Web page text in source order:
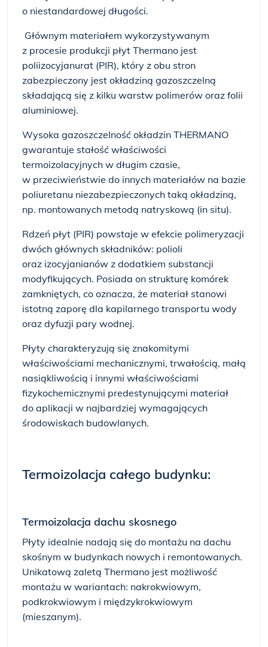
o niestandardowej długości.
Głównym materiałem wykorzystywanym
z procesie produkcji płyt Thermano jest
poliizocyjanurat (PIR), który z obu stron
zabezpieczony jest okładziną gazoszczelną
składającą się z kilku warstw polimerów oraz folii
aluminiowej.
Wysoka gazoszczelność okładzin THERMANO
gwarantuje stałość właściwości
termoizolacyjnych w długim czasie,
w przeciwieństwie do innych materiałów na bazie
poliuretanu niezabezpieczonych taką okładziną,
np. montowanych metodą natryskową (in situ).
Rdzeń płyt (PIR) powstaje w efekcie polimeryzacji
dwóch głównych składników: polioli
oraz izocyjanianów z dodatkiem substancji
modyfikujących. Posiada on strukturę komórek
zamkniętych, co oznacza, że materiał stanowi
istotną zaporę dla kapilarnego transportu wody
oraz dyfuzji pary wodnej.
Płyty charakteryzują się znakomitymi
właściwościami mechanicznymi, trwałością, małą
nasiąkliwością i innymi właściwościami
fizykochemicznymi predestynującymi materiał
do aplikacji w najbardziej wymagających
środowiskach budowlanych.
Termoizolacja całego budynku:
Termoizolacja dachu skosnego
Płyty idealnie nadają się do montażu na dachu
skośnym w budynkach nowych i remontowanych.
Unikatową zaletą Thermano jest możliwość
montażu w wariantach: nakrokwiowym,
podkrokwiowym i międzykrokwiowym
(mieszanym).